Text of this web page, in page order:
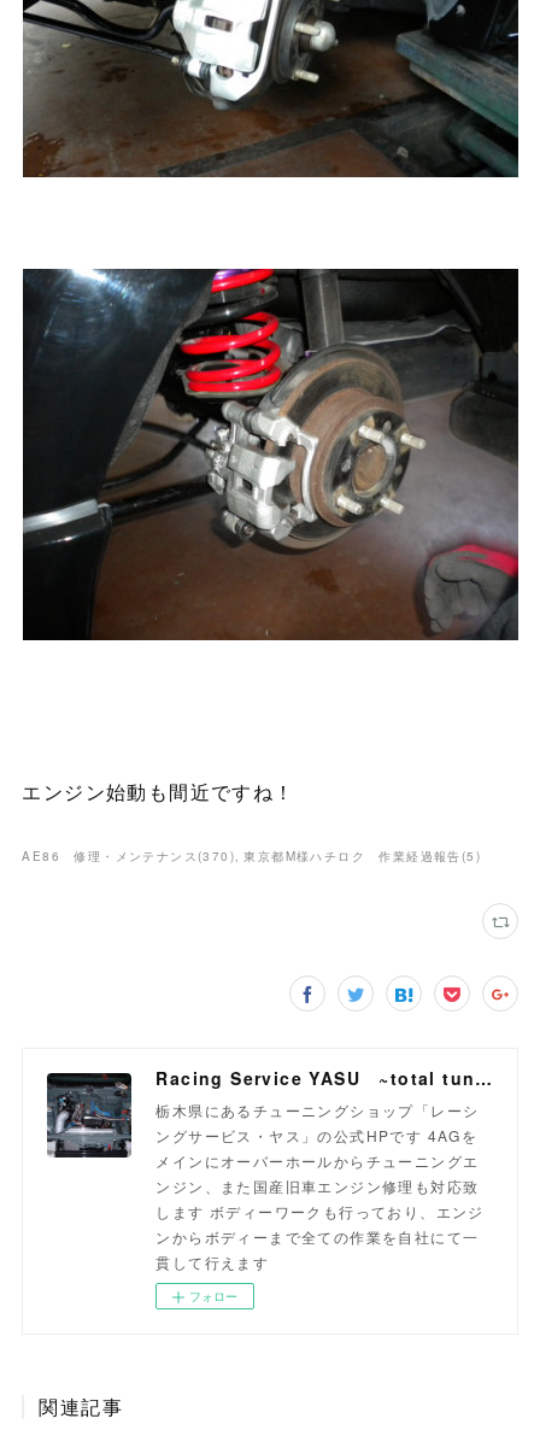
エンジン始動も間近ですね！
AE86 修理・メンテナンス(370 ) 東京都M様ハチロク 作業経過報告(5 )
Racing Service YASU ~total tuning proshop~
栃木県にあるチューニングショップ「レーシ
ングサービス・ヤス」の公式HPです 4AGを
メインにオーバーホールからチューニングエ
ンジン、また国産旧車エンジン修理も対応致
します ボディーワークも行っており、エンジ
ンからボディーまで全ての作業を自社にて一
貫して行えます
フォロー
関連記事